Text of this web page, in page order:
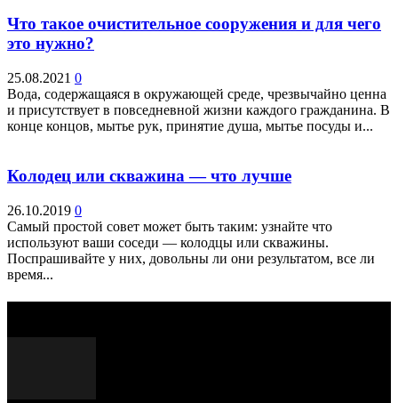
Что такое очистительное сооружения и для чего
это нужно?
25.08.2021 0
Вода, содержащаяся в окружающей среде, чрезвычайно ценна
и присутствует в повседневной жизни каждого гражданина. В
конце концов, мытье рук, принятие душа, мытье посуды и...
Колодец или скважина — что лучше
26.10.2019 0
Самый простой совет может быть таким: узнайте что
используют ваши соседи — колодцы или скважины.
Поспрашивайте у них, довольны ли они результатом, все ли
время...